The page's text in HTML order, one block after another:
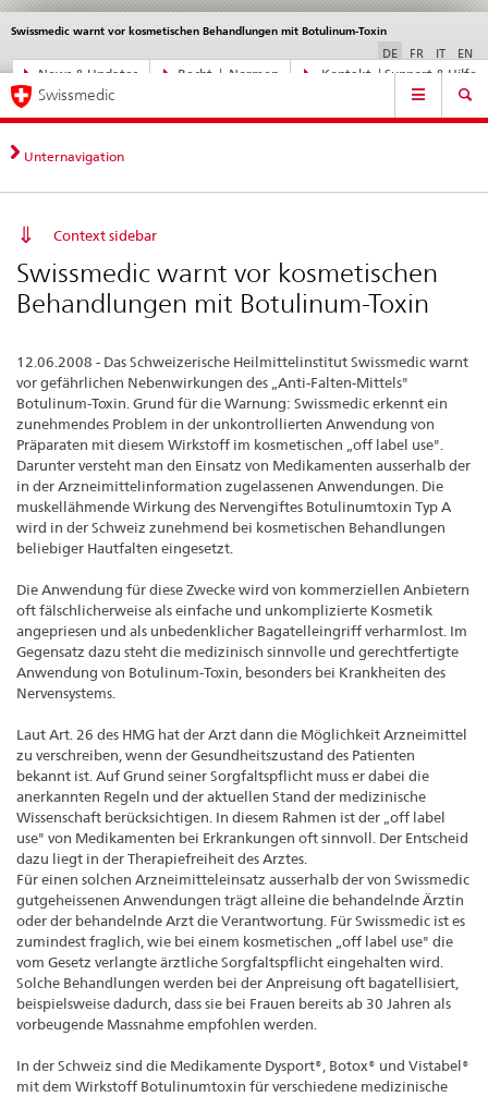
Direktnavigation
News,
Rechtsgrundlagen,
News & Updates Recht | Normen Kontakt | Support & Hilfe
Swissmedic warnt vor kosmetischen Behandlungen mit Botulinum-Toxin
Sprachwahl
DE FR IT EN
Service
Hauptnavigation
Swissmedic
Unternavigation
Context sidebar
Swissmedic warnt vor kosmetischen
Behandlungen mit Botulinum-Toxin
12.06.2008 - Das Schweizerische Heilmittelinstitut Swissmedic warnt
vor gefährlichen Nebenwirkungen des „Anti-Falten-Mittels"
Botulinum-Toxin. Grund für die Warnung: Swissmedic erkennt ein
zunehmendes Problem in der unkontrollierten Anwendung von
Präparaten mit diesem Wirkstoff im kosmetischen „off label use".
Darunter versteht man den Einsatz von Medikamenten ausserhalb der
in der Arzneimittelinformation zugelassenen Anwendungen. Die
muskellähmende Wirkung des Nervengiftes Botulinumtoxin Typ A
wird in der Schweiz zunehmend bei kosmetischen Behandlungen
beliebiger Hautfalten eingesetzt.
Die Anwendung für diese Zwecke wird von kommerziellen Anbietern
oft fälschlicherweise als einfache und unkomplizierte Kosmetik
angepriesen und als unbedenklicher Bagatelleingriff verharmlost. Im
Gegensatz dazu steht die medizinisch sinnvolle und gerechtfertigte
Anwendung von Botulinum-Toxin, besonders bei Krankheiten des
Nervensystems.
Laut Art. 26 des HMG hat der Arzt dann die Möglichkeit Arzneimittel
zu verschreiben, wenn der Gesundheitszustand des Patienten
bekannt ist. Auf Grund seiner Sorgfaltspflicht muss er dabei die
anerkannten Regeln und der aktuellen Stand der medizinische
Wissenschaft berücksichtigen. In diesem Rahmen ist der „off label
use" von Medikamenten bei Erkrankungen oft sinnvoll. Der Entscheid
dazu liegt in der Therapiefreiheit des Arztes.
Für einen solchen Arzneimitteleinsatz ausserhalb der von Swissmedic
gutgeheissenen Anwendungen trägt alleine die behandelnde Ärztin
oder der behandelnde Arzt die Verantwortung. Für Swissmedic ist es
zumindest fraglich, wie bei einem kosmetischen „off label use" die
vom Gesetz verlangte ärztliche Sorgfaltspflicht eingehalten wird.
Solche Behandlungen werden bei der Anpreisung oft bagatellisiert,
beispielsweise dadurch, dass sie bei Frauen bereits ab 30 Jahren als
vorbeugende Massnahme empfohlen werden.
In der Schweiz sind die Medikamente Dysport®, Botox® und Vistabel®
mit dem Wirkstoff Botulinumtoxin für verschiedene medizinische